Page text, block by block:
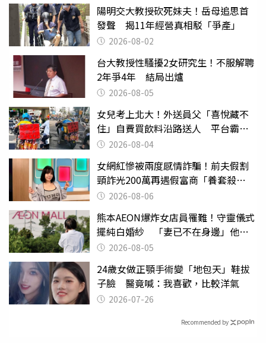
陽明交大教授砍死妹夫！岳母追思首
發聲 揭11年經營真相駁「爭產」
2026-08-02
台大教授性騷擾2女研究生！不服解聘
2年爭4年 結局出爐
2026-08-05
女兒考上北大！外送員父「喜悅藏不
住」自費買飲料沿路送人 平台霸氣
幫付學費
2026-08-04
女網紅慘被兩度感情詐騙！前夫假割
頸詐光200萬再遇假富商「養套殺
2000萬」
2026-08-06
熊本AEON爆炸女店員罹難！守靈儀式
擺純白婚紗 「妻已不在身邊」他淚
喊：無法想像
2026-08-05
24歲女做正顎手術變「地包天」鞋拔
子臉 醫竟喊：我喜歡，比較洋氣
2026-07-26
Recommended by